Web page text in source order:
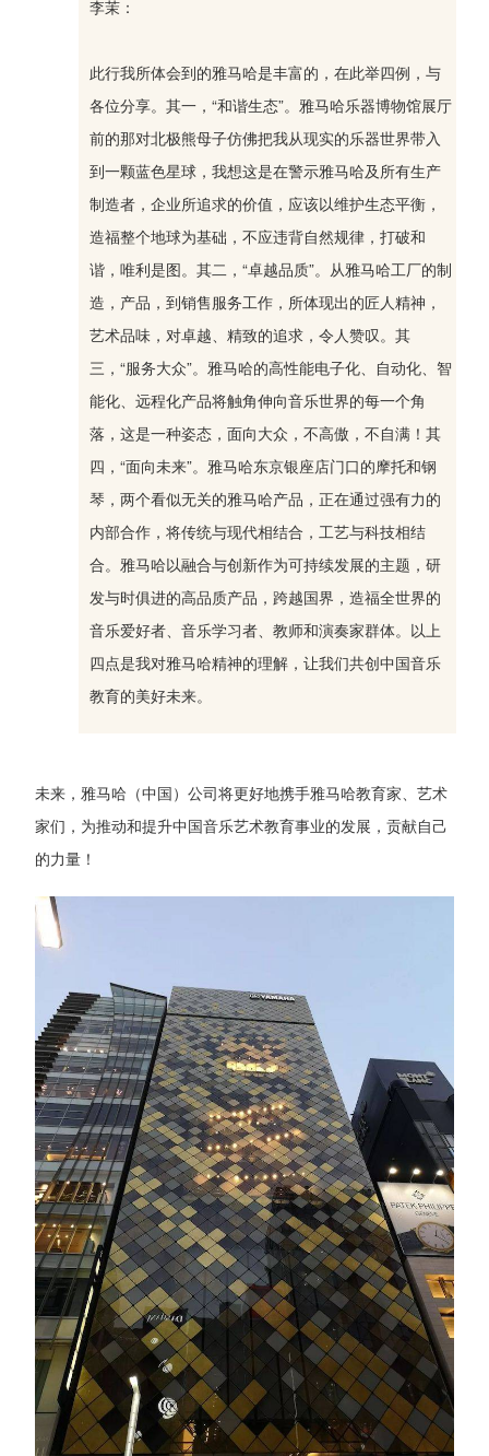
李茉：
此行我所体会到的雅马哈是丰富的，在此举四例，与
各位分享。其一，“和谐生态”。雅马哈乐器博物馆展厅
前的那对北极熊母子仿佛把我从现实的乐器世界带入
到一颗蓝色星球，我想这是在警示雅马哈及所有生产
制造者，企业所追求的价值，应该以维护生态平衡，
造福整个地球为基础，不应违背自然规律，打破和
谐，唯利是图。其二，“卓越品质”。从雅马哈工厂的制
造，产品，到销售服务工作，所体现出的匠人精神，
艺术品味，对卓越、精致的追求，令人赞叹。其
三，“服务大众”。雅马哈的高性能电子化、自动化、智
能化、远程化产品将触角伸向音乐世界的每一个角
落，这是一种姿态，面向大众，不高傲，不自满！其
四，“面向未来”。雅马哈东京银座店门口的摩托和钢
琴，两个看似无关的雅马哈产品，正在通过强有力的
内部合作，将传统与现代相结合，工艺与科技相结
合。雅马哈以融合与创新作为可持续发展的主题，研
发与时俱进的高品质产品，跨越国界，造福全世界的
音乐爱好者、音乐学习者、教师和演奏家群体。以上
四点是我对雅马哈精神的理解，让我们共创中国音乐
教育的美好未来。
未来，雅马哈（中国）公司将更好地携手雅马哈教育家、艺术
家们，为推动和提升中国音乐艺术教育事业的发展，贡献自己
的力量！